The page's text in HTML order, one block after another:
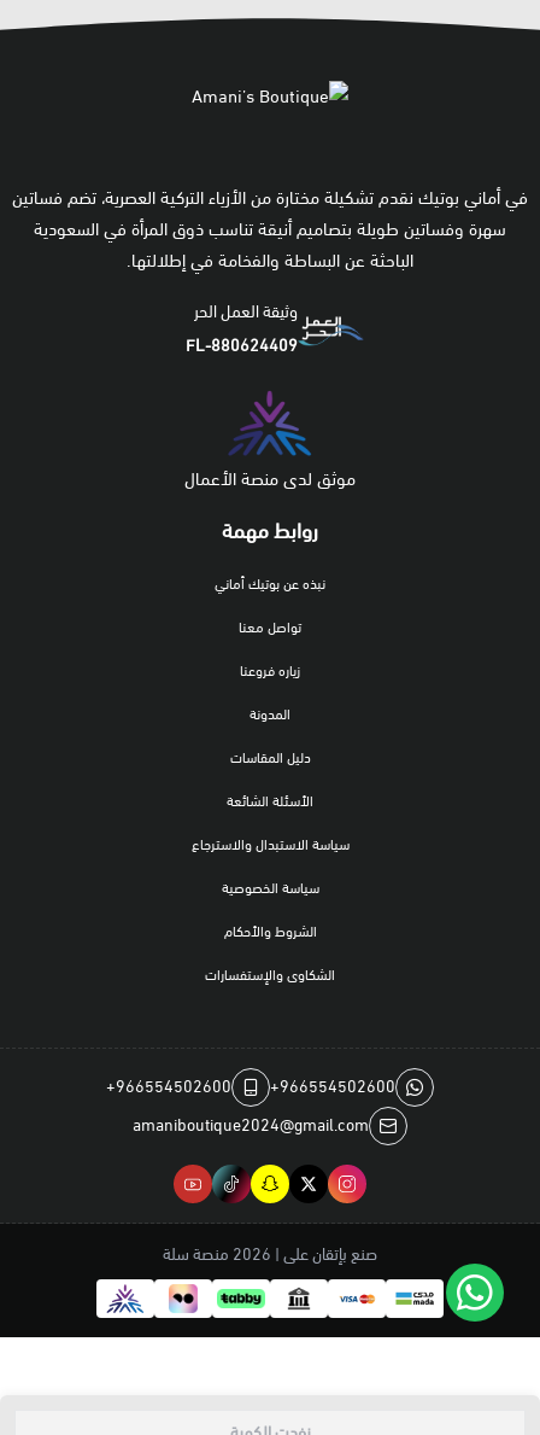
روابط مهمة
نبذه عن بوتيك أماني
تواصل معنا
زياره فروعنا
المدونة
دليل المقاسات
الأسئلة الشائعة
سياسة الاستبدال والاسترجاع
سياسة الخصوصية
الشروط والأحكام
الشكاوى والإستفسارات
في أماني بوتيك نقدم تشكيلة مختارة من الأزياء التركية العصرية، تضم فساتين
سهرة وفساتين طويلة بتصاميم أنيقة تناسب ذوق المرأة في السعودية
الباحثة عن البساطة والفخامة في إطلالتها.
وثيقة العمل الحر
FL-880624409
موثق لدى منصة الأعمال
+966554502600
+966554502600
amaniboutique2024@gmail.com
صنع بإتقان على | 2026 منصة سلة